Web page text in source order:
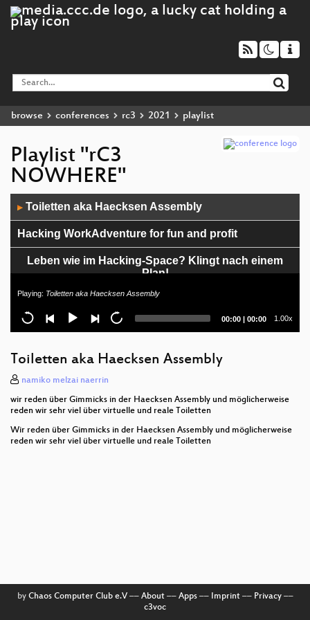
browse conferences rc3 2021 playlist
Playlist "rC3
NOWHERE"
Player
▶ Toiletten aka Haecksen Assembly
Hacking WorkAdventure for fun and profit
Leben wie im Hacking-Space? Klingt nach einem
Plan!
Der jährliche Congress-Bericht
Smart City Berlin – quo vadis?
C3 Teleshop
Panel: Stadt, Land, Digitalisierung - Ein
Gesellschaftsspiel
Räume
The Coronavirus Structural Task Force
Playing: Toiletten aka Haecksen Assembly
Current
00:00 | Total
00:00 1.00x
Toiletten aka Haecksen Assembly
namiko melzai naerrin
wir reden über Gimmicks in der Haecksen Assembly und möglicherweise
reden wir sehr viel über virtuelle und reale Toiletten
Wir reden über Gimmicks in der Haecksen Assembly und möglicherweise
reden wir sehr viel über virtuelle und reale Toiletten
by Chaos Computer Club e.V–– About–– Apps–– Imprint–– Privacy––
c3voc